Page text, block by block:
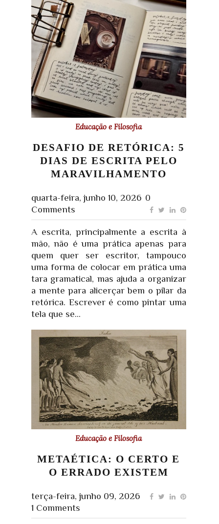
Educação e Filosofia
DESAFIO DE RETÓRICA: 5
DIAS DE ESCRITA PELO
MARAVILHAMENTO
quarta-feira, junho 10, 2026 0
Comments
A escrita, principalmente a escrita à
mão, não é uma prática apenas para
quem quer ser escritor, tampouco
uma forma de colocar em prática uma
tara gramatical, mas ajuda a organizar
a mente para alicerçar bem o pilar da
retórica. Escrever é como pintar uma
tela que se...
Educação e Filosofia
METAÉTICA: O CERTO E
O ERRADO EXISTEM
terça-feira, junho 09, 2026
1 Comments